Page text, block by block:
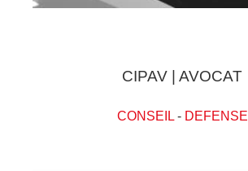
CIPAV | AVOCAT
CONSEIL- DEFENSE